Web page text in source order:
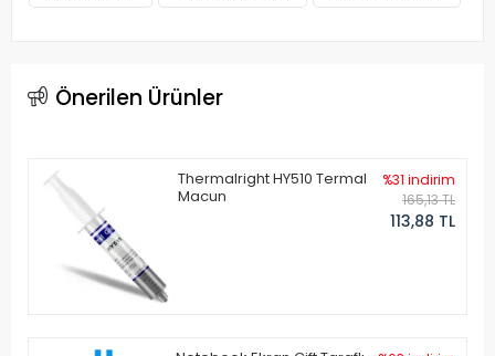
Önerilen Ürünler
Thermalright HY510 Termal
Macun
%31 indirim
165,13 TL
113,88 TL